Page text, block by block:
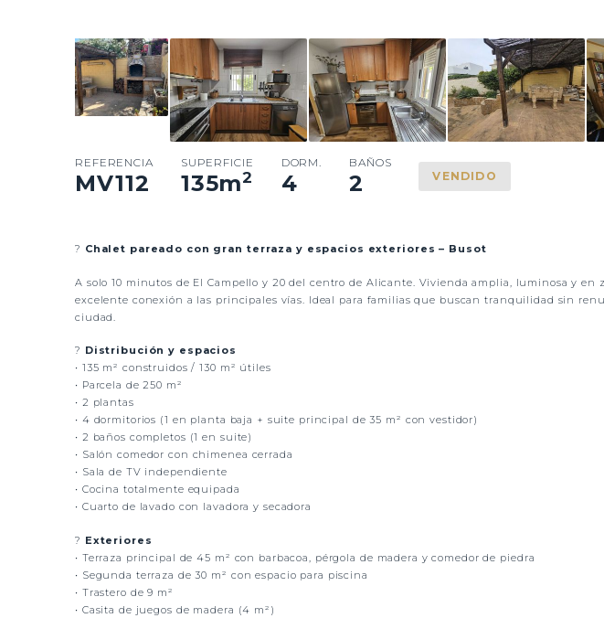
REFERENCIA
MV112
SUPERFICIE
135m2
DORM.
4
BAÑOS
2 VENDIDO
? Chalet pareado con gran terraza y espacios exteriores – Busot
A solo 10 minutos de El Campello y 20 del centro de Alicante. Vivienda amplia, luminosa y en
excelente conexión a las principales vías. Ideal para familias que buscan tranquilidad sin
ciudad.
? Distribución y espacios
• 135 m² construidos / 130 m² útiles
• Parcela de 250 m²
• 2 plantas
• 4 dormitorios (1 en planta baja + suite principal de 35 m² con vestidor)
• 2 baños completos (1 en suite)
• Salón comedor con chimenea cerrada
• Sala de TV independiente
• Cocina totalmente equipada
• Cuarto de lavado con lavadora y secadora
? Exteriores
• Terraza principal de 45 m² con barbacoa, pérgola de madera y comedor de piedra
• Segunda terraza de 30 m² con espacio para piscina
• Trastero de 9 m²
• Casita de juegos de madera (4 m²)